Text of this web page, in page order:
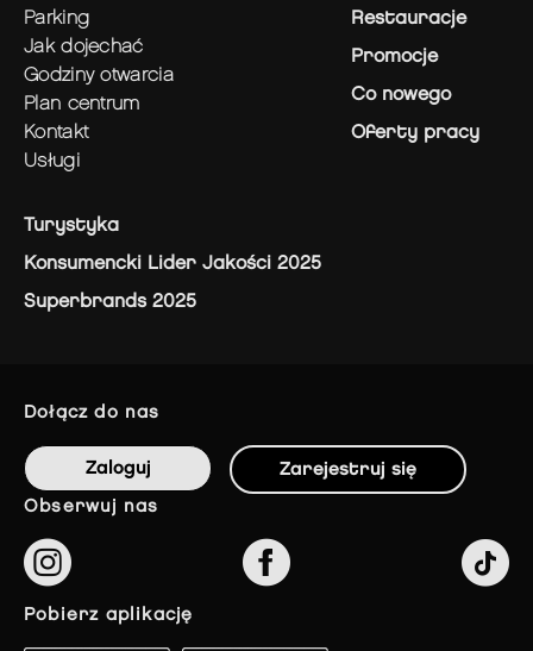
parking
jak dojechać
godziny otwarcia
plan centrum
kontakt
usługi
Restauracje
Promocje
Co nowego
Oferty pracy
Turystyka
Konsumencki Lider Jakości 2025
Superbrands 2025
dołącz do nas
Zaloguj Zarejestruj się
obserwuj nas
pobierz aplikację